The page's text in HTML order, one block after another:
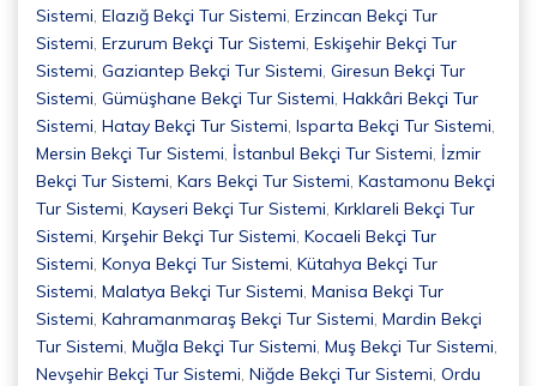
Sistemi, Elazığ Bekçi Tur Sistemi, Erzincan Bekçi Tur
Sistemi, Erzurum Bekçi Tur Sistemi, Eskişehir Bekçi Tur
Sistemi, Gaziantep Bekçi Tur Sistemi, Giresun Bekçi Tur
Sistemi, Gümüşhane Bekçi Tur Sistemi, Hakkâri Bekçi Tur
Sistemi, Hatay Bekçi Tur Sistemi, Isparta Bekçi Tur Sistemi,
Mersin Bekçi Tur Sistemi, İstanbul Bekçi Tur Sistemi, İzmir
Bekçi Tur Sistemi, Kars Bekçi Tur Sistemi, Kastamonu Bekçi
Tur Sistemi, Kayseri Bekçi Tur Sistemi, Kırklareli Bekçi Tur
Sistemi, Kırşehir Bekçi Tur Sistemi, Kocaeli Bekçi Tur
Sistemi, Konya Bekçi Tur Sistemi, Kütahya Bekçi Tur
Sistemi, Malatya Bekçi Tur Sistemi, Manisa Bekçi Tur
Sistemi, Kahramanmaraş Bekçi Tur Sistemi, Mardin Bekçi
Tur Sistemi, Muğla Bekçi Tur Sistemi, Muş Bekçi Tur Sistemi,
Nevşehir Bekçi Tur Sistemi, Niğde Bekçi Tur Sistemi, Ordu